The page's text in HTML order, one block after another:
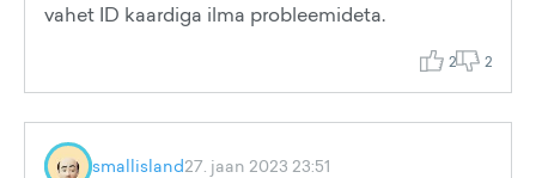
vahet ID kaardiga ilma probleemideta.
2 2
smallisland27. jaan 2023 23:51